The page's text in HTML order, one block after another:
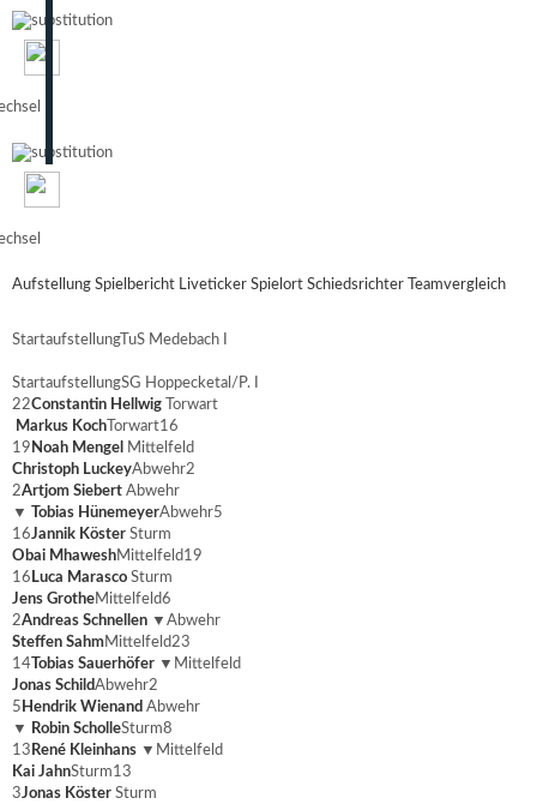
Aufstellung Spielbericht Liveticker Spielort Schiedsrichter Teamvergleich
StartaufstellungTuS Medebach I
StartaufstellungSG Hoppecketal/P. I
22Constantin Hellwig
Torwart
Markus Koch Torwart16
19 Noah Mengel
Mittelfeld
Christoph LuckeyAbwehr2
2Artjom Siebert Abwehr
▼
Tobias HünemeyerAbwehr5
16Jannik Köster Sturm
Obai MhaweshMittelfeld19
16 Luca Marasco Sturm
Jens GrotheMittelfeld6
2Andreas Schnellen ▼ Abwehr
Steffen SahmMittelfeld23
14 Tobias Sauerhöfer ▼ Mittelfeld
Jonas SchildAbwehr2
5 Hendrik Wienand Abwehr
▼
Robin ScholleSturm8
13 René Kleinhans ▼ Mittelfeld
Kai JahnSturm13
3Jonas Köster Sturm